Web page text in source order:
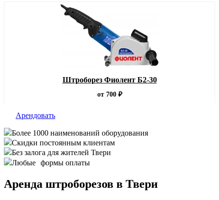
Штроборез Фиолент Б2-30
от 700 ₽
Арендовать
Более 1000 наименований оборудования
Скидки постоянным клиентам
Без залога для жителей Твери
Любые формы оплаты
Аренда штроборезов в Твери